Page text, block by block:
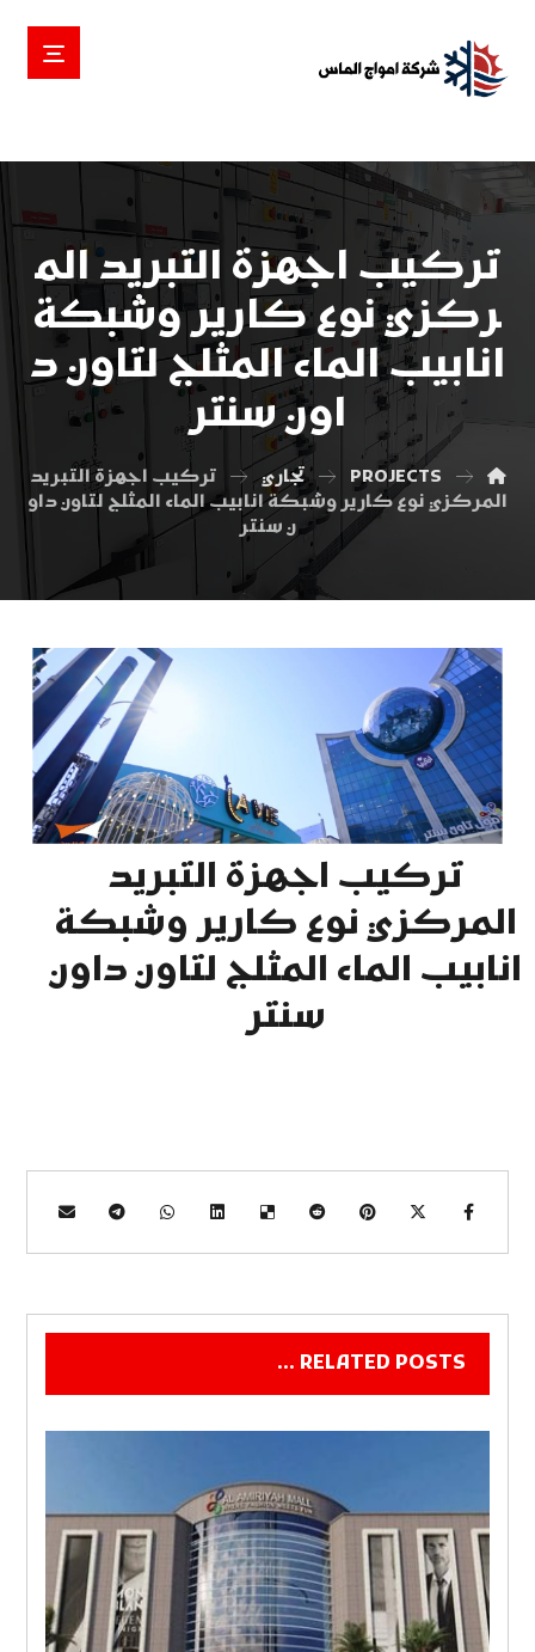
تركيب اجهزة التبريد الم
ركزي نوع كارير وشبكة
انابيب الماء المثلج لتاون د
اون سنتر
PROJECTS تجاري
تركيب اجهزة التبريد
المركزي نوع كارير وشبكة انابيب الماء المثلج لتاون داو
ن سنتر
تركيب اجهزة التبريد
المركزي نوع كارير وشبكة
انابيب الماء المثلج لتاون داون
سنتر
RELATED POSTS ...